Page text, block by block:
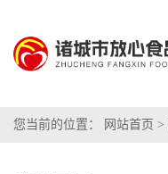
您当前的位置： 网站首页 >